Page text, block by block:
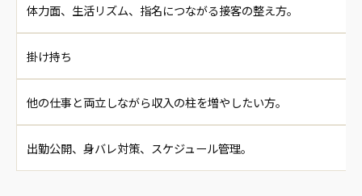
体力面、生活リズム、指名につながる接客の整え方。
掛け持ち
他の仕事と両立しながら収入の柱を増やしたい方。
出勤公開、身バレ対策、スケジュール管理。